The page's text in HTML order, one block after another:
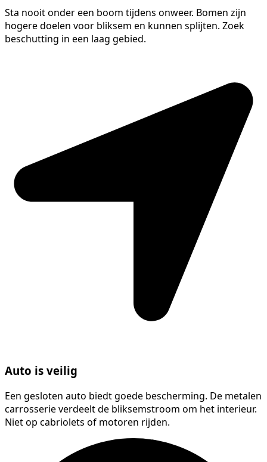
Sta nooit onder een boom tijdens onweer. Bomen zijn
hogere doelen voor bliksem en kunnen splijten. Zoek
beschutting in een laag gebied.
Auto is veilig
Een gesloten auto biedt goede bescherming. De metalen
carrosserie verdeelt de bliksemstroom om het interieur.
Niet op cabriolets of motoren rijden.